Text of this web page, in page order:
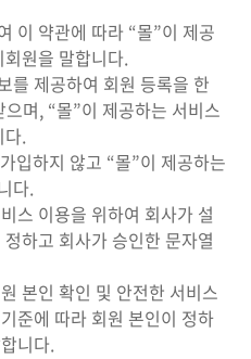
이 약관에 따라 “몰”이 제공
원을 말합니다.
를 제공하여 회원 등록을 한
며, “몰”이 제공하는 서비스
다.
입하지 않고 “몰”이 제공하는
다.
스 이용을 위하여 회사가 설
하고 회사가 승인한 문자열
본인 확인 및 안전한 서비스
준에 따라 회원 본인이 정하
니다.